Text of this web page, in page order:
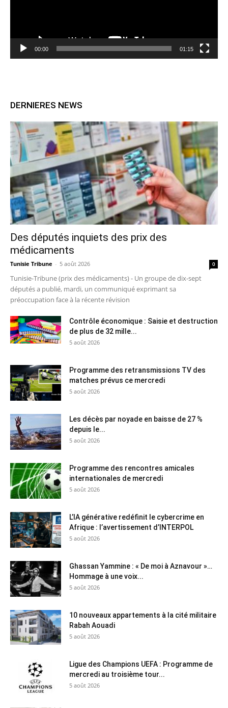
00:00 01:15
DERNIERES NEWS
Des députés inquiets des prix des
médicaments
Tunisie Tribune - 5 août 2026 0
Tunisie-Tribune (prix des médicaments) - Un groupe de dix-sept
députés a publié, mardi, un communiqué exprimant sa
préoccupation face à la récente révision
Contrôle économique : Saisie et destruction
de plus de 32 mille...
5 août 2026
Programme des retransmissions TV des
matches prévus ce mercredi
5 août 2026
Les décès par noyade en baisse de 27 %
depuis le...
5 août 2026
Programme des rencontres amicales
internationales de mercredi
5 août 2026
L’IA générative redéfinit le cybercrime en
Afrique : l’avertissement d’INTERPOL
5 août 2026
Ghassan Yammine : « De moi à Aznavour »…
Hommage à une voix...
5 août 2026
10 nouveaux appartements à la cité militaire
Rabah Aouadi
5 août 2026
Ligue des Champions UEFA : Programme de
mercredi au troisième tour...
5 août 2026